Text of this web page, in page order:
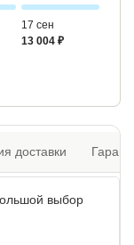
17 сен
13 004 ₽
доставки
выбор